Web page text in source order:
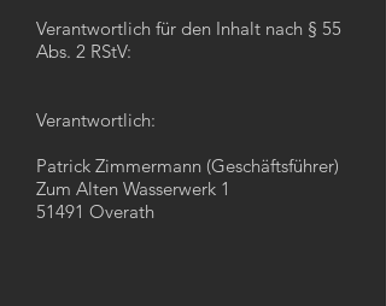
Verantwortlich für den Inhalt nach § 55
Abs. 2 RStV:
Verantwortlich:
Patrick Zimmermann (Geschäftsführer)
Zum Alten Wasserwerk 1
51491 Overath